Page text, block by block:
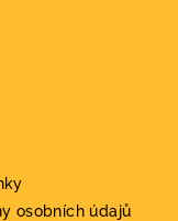
osobních údajů